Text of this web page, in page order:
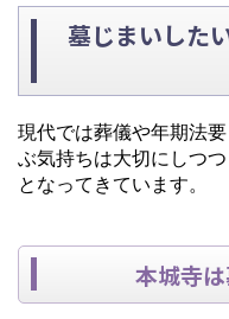
墓じまいした
現代では葬儀や年期法
ぶ気持ちは大切にしつ
となってきています。
本城寺